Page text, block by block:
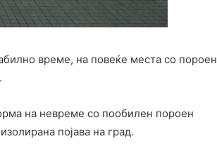
време, на повеќе места со пороен
на невреме со пообилен пороен
појава на град.